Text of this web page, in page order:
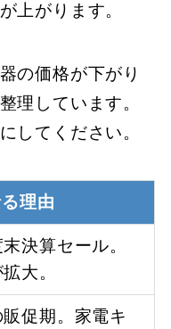
上がります。
の価格が下がり
理しています。
してください。
理由
決算セール。
大。
促期。家電キ